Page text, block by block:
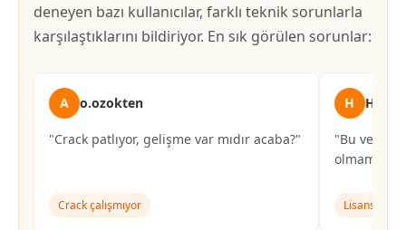
deneyen bazı kullanıcılar, farklı teknik sorunlarla
karşılaştıklarını bildiriyor. En sık görülen sorunlar:
A o.ozokten
"Crack patlıyor, gelişme var mıdır acaba?"
Crack çalışmıyor
H
"Bu
olmamıza
Lisans